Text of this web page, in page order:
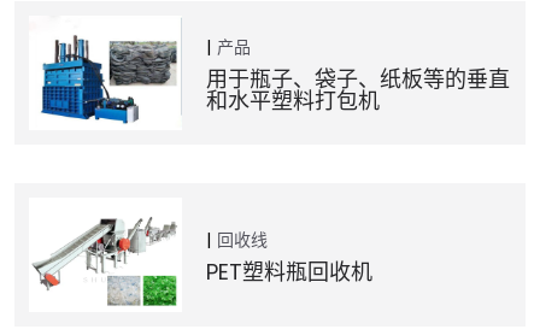
产品
用于瓶子、袋子、纸板等的垂直
和水平塑料打包机
回收线
PET塑料瓶回收机